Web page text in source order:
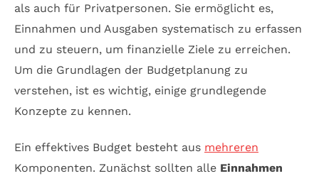
als auch für Privatpersonen. Sie ermöglicht es,
Einnahmen und Ausgaben systematisch zu erfassen
und zu steuern, um finanzielle Ziele zu erreichen.
Um die Grundlagen der Budgetplanung zu
verstehen, ist es wichtig, einige grundlegende
Konzepte zu kennen.
Ein effektives Budget besteht aus mehreren
Komponenten. Zunächst sollten alle Einnahmen